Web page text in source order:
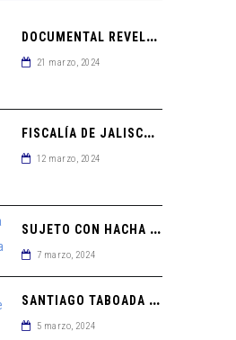
D
OCUMENTAL REVELA CASOS DE ABUSO SEXUAL EN PRODUCCIONES DE NICKELODEON: ‘QUIET ON SET’
21 marzo, 2024
F
ISCALÍA DE JALISCO CONFIRMA SECUESTRO DEL PERIODISTA JAIME BARRERA POR SUJETOS ARMADOS
12 marzo, 2024
S
UJETO CON HACHA IRRUMPE EN UTEG GUADALAJARA Y MATA A DOS MUJERES
7 marzo, 2024
S
ANTIAGO TABOADA PROPONE PROGRAMA “VIVIENDA JOVEN” PARA APOYAR A ESTUDIANTES EN CDMX
5 marzo, 2024